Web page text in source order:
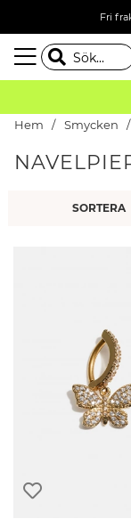
Fri
Hem Smycken